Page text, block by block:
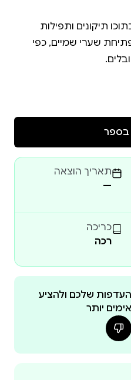
תיקונים ותפילות
שערי שמיים, כפי
כ'מנחה חדשה להוי"ה' -
של רבי שמואל זיע"א
בספר
תאריך הוצאה
—
כריכה
רכה
שלכם ולהציע
יותר